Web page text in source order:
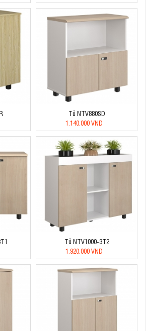
Tủ NTV880SD
1.140.000 VNĐ
Tủ NTV1000-3T2
1.920.000 VNĐ